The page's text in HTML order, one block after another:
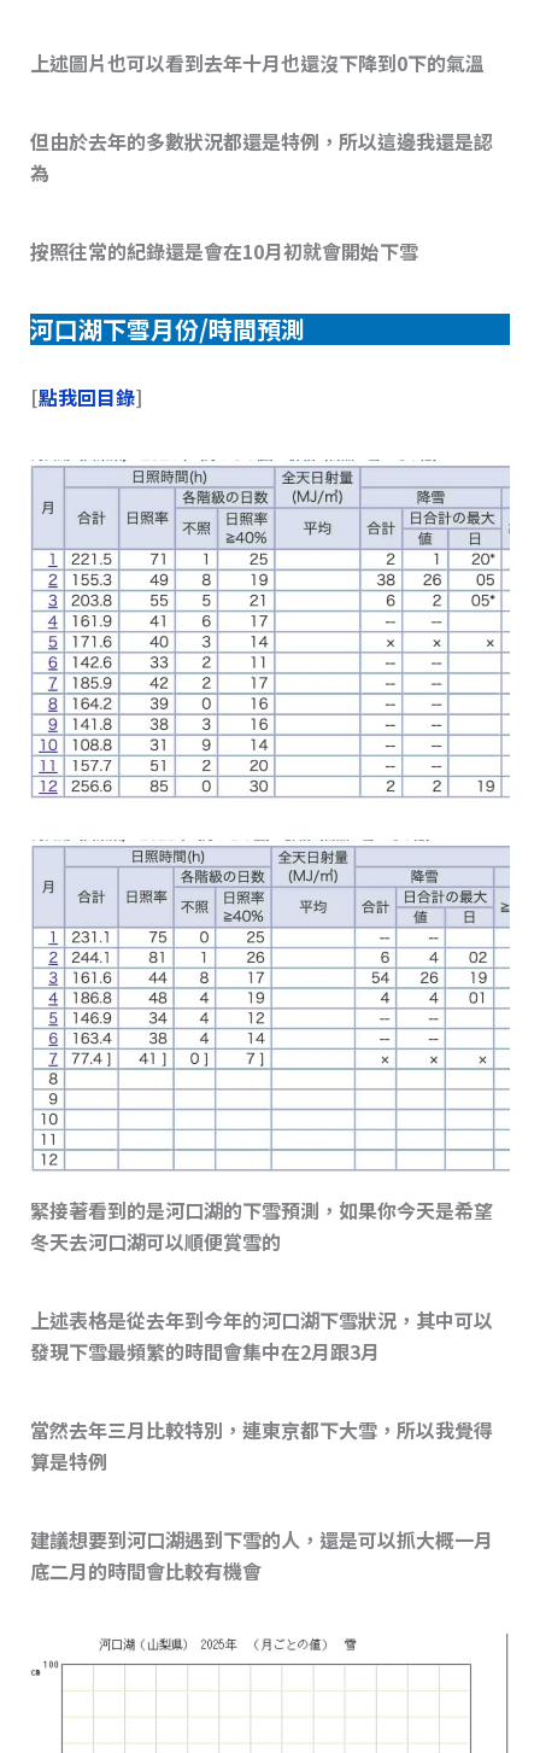
上述圖片也可以看到去年十月也還沒下降到0下的氣溫
但由於去年的多數狀況都還是特例，所以這邊我還是認
為
按照往常的紀錄還是會在10月初就會開始下雪
河口湖下雪月份/時間預測
[點我回目錄]
緊接著看到的是河口湖的下雪預測，如果你今天是希望
冬天去河口湖可以順便賞雪的
上述表格是從去年到今年的河口湖下雪狀況，其中可以
發現下雪最頻繁的時間會集中在2月跟3月
當然去年三月比較特別，連東京都下大雪，所以我覺得
算是特例
建議想要到河口湖遇到下雪的人，還是可以抓大概一月
底二月的時間會比較有機會